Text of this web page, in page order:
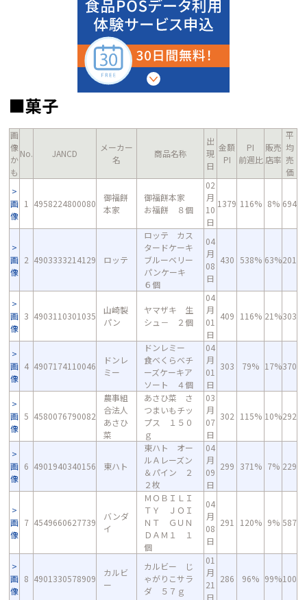
■菓子
画
像
か
も
No. JANCD
メーカー
名
商品名称
出
現
日
金額
PI
PI
前週比
販売
店率
平
均
売
価
画
像
1 4958224800080
御福餅
本家
御福餅本家
お福餅 ８個
02
月
10
日
1379 116% 8% 694
画
像
2 4903333214129 ロッテ
ロッテ カス
タードケーキ
ブルーベリー
パンケーキ
６個
04
月
08
日
430 538% 63%201
画
像
3 4903110301035
山崎製
パン
ヤマザキ 生
シュ－ ２個
04
月
01
日
409 116% 21%303
画
像
4 4907174110046
ドンレ
ミー
ドンレミー
食べくらべチ
ーズケーキア
ソート ４個
04
月
01
日
303 79% 17%370
画
像
5 4580076790082
農事組
合法人
あさひ
菜
あさひ菜 さ
つまいもチッ
プス １５０
ｇ
03
月
07
日
302 115% 10%292
画
像
6 4901940340156 東ハト
東ハト オー
ルＡレーズン
＆パイン ２
２枚
04
月
09
日
299 371% 7% 229
画
像
7 4549660627739
バンダ
イ
ＭＯＢＩＬＩ
ＴＹ ＪＯＩ
ＮＴ ＧＵＮ
ＤＡＭ１ １
個
04
月
08
日
291 120% 9% 587
画
像
8 4901330578909
カルビ
ー
カルビー じ
ゃがりこサラ
ダ ５７ｇ
01
月
21
日
286 96% 99%100